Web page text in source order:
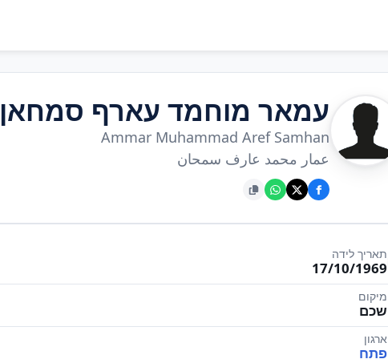
עמאר מוחמד עארף סמחאן
Ammar Muhammad Aref Samhan
عمار محمد عارف سمحان
תאריך לידה
17/10/1969
מיקום
שכם
ארגון
פתח